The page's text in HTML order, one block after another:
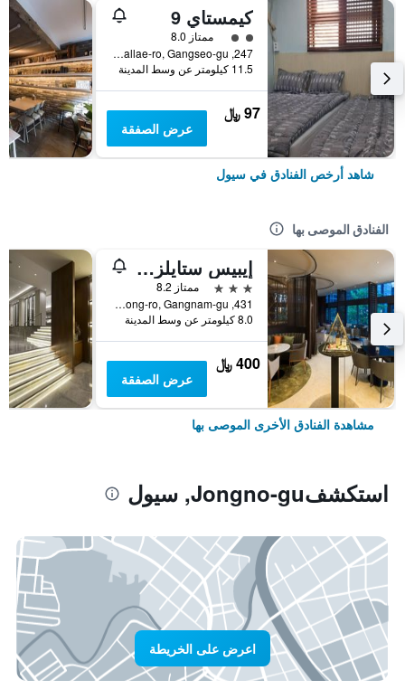
كيمستاي 9
تقييم فئة 2
ممتاز 8.0
247, Gomdallae-ro, Gangseo-gu, سيول, كوريا الجنوبية
11.5 كيلومتر عن وسط المدينة
97 ﷼
عرض الصفقة
شاهد أرخص الفنادق في سيول
الفنادق الموصى بها
إيبيس ستايلز أمباسادور سيول غانغنام
3 نجوم
ممتاز 8.2
431, Samseong-ro, Gangnam-gu, سيول, كوريا الجنوبية
8.0 كيلومتر عن وسط المدينة
400 ﷼
عرض الصفقة
مشاهدة الفنادق الأخرى الموصى بها
استكشفJongno-gu, سيول
اعرض على الخريطة